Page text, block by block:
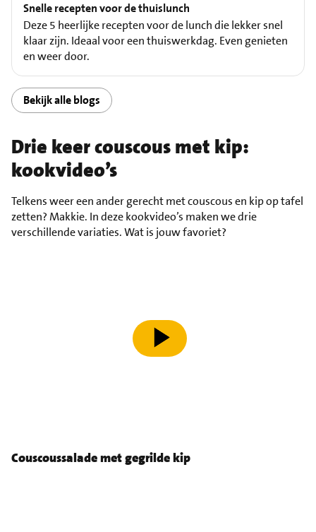
Snelle recepten voor de thuislunch
Deze 5 heerlijke recepten voor de lunch die lekker snel
klaar zijn. Ideaal voor een thuiswerkdag. Even genieten
en weer door.
Bekijk alle blogs
Drie keer couscous met kip:
kookvideo’s
Telkens weer een ander gerecht met couscous en kip op tafel
zetten? Makkie. In deze kookvideo’s maken we drie
verschillende variaties. Wat is jouw favoriet?
speel video af
Couscoussalade met gegrilde kip